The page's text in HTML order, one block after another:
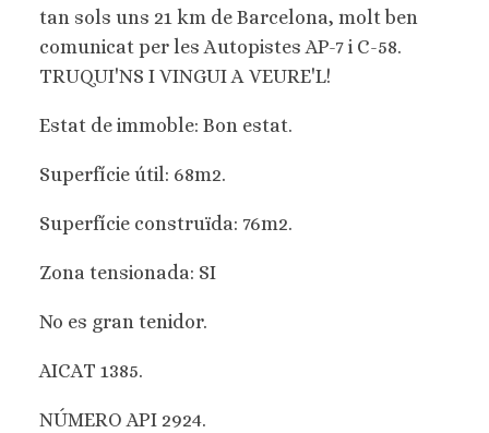
tan sols uns 21 km de Barcelona, ​​molt ben
comunicat per les Autopistes AP-7 i C-58.
TRUQUI'NS I VINGUI A VEURE'L!
Estat de immoble: Bon estat.
Superfície útil: 68m2.
Superfície construïda: 76m2.
Zona tensionada: SI
No es gran tenidor.
AICAT 1385.
NÚMERO API 2924.